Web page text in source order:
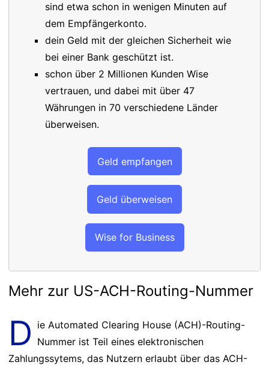
sind etwa schon in wenigen Minuten auf
dem Empfängerkonto.
dein Geld mit der gleichen Sicherheit wie
bei einer Bank geschützt ist.
schon über 2 Millionen Kunden Wise
vertrauen, und dabei mit über 47
Währungen in 70 verschiedene Länder
überweisen.
Geld empfangen
Geld überweisen
Wise for Business
Mehr zur US-ACH-Routing-Nummer
D ie Automated Clearing House (ACH)-Routing-
Nummer ist Teil eines elektronischen
Zahlungssytems, das Nutzern erlaubt über das ACH-